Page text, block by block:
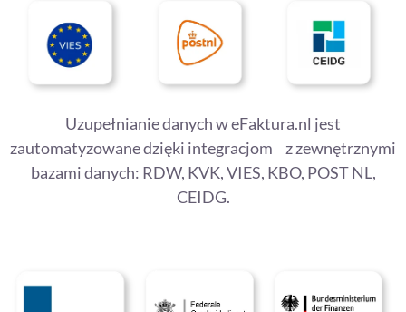
Uzupełnianie danych w eFaktura.nl jest
zautomatyzowane dzięki integracjom z zewnętrznymi
bazami danych: RDW, KVK, VIES, KBO, POST NL,
CEIDG.